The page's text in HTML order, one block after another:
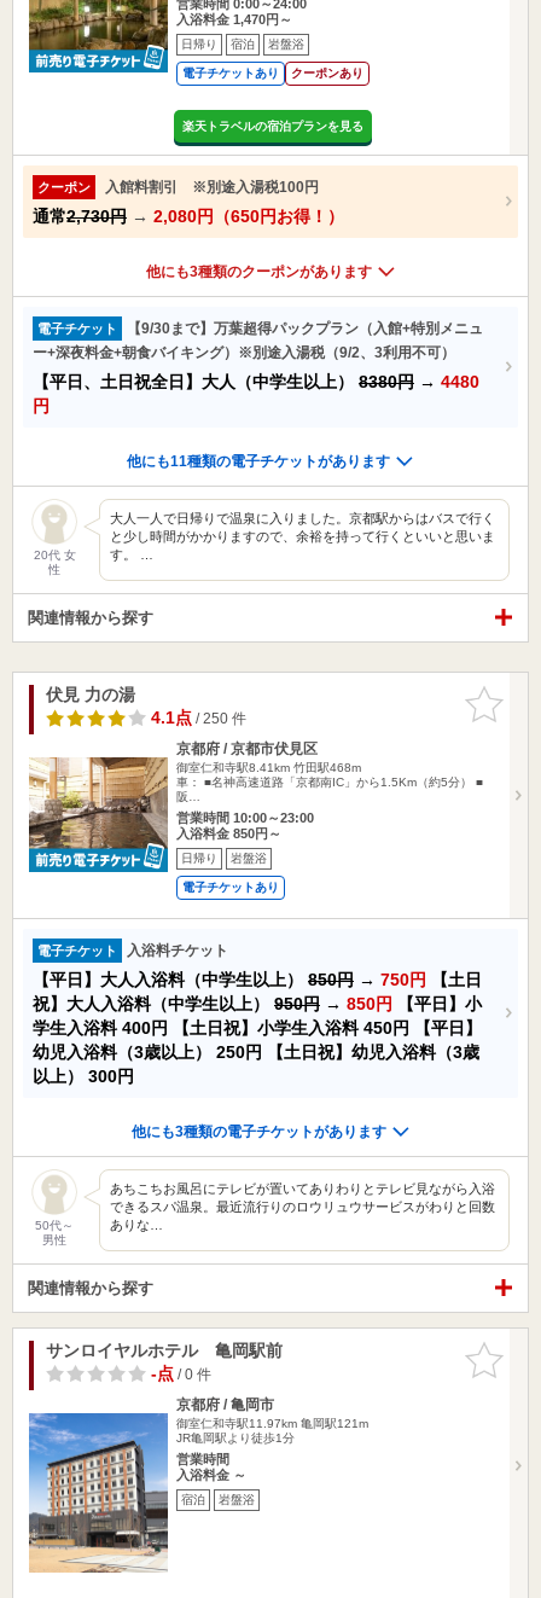
営業時間 0:00～24:00
入浴料金 1,470円～
日帰り 宿泊 岩盤浴
電子チケットあり クーポンあり
楽天トラベルの宿泊プランを見る
クーポン 入館料割引 ※別途入湯税100円
通常2,730円 → 2,080円（650円お得！）
他にも3種類のクーポンがあります
電子チケット
【9/30まで】万葉超得パックプラン（入館+特別メニュ
ー+深夜料金+朝食バイキング）※別途入湯税（9/2、3利用不可）
【平日、土日祝全日】大人（中学生以上） 8380円 → 4480
円
他にも11種類の電子チケットがあります
20代 女
性
大人一人で日帰りで温泉に入りました。京都駅からはバスで行く
と少し時間がかかりますので、余裕を持って行くといいと思いま
す。 …
関連情報から探す
お気に入
りに追加
伏見 力の湯
4.1点/ 250 件
京都府 / 京都市伏見区
御室仁和寺駅8.41km 竹田駅468m
車： ■名神高速道路「京都南IC」から1.5Km（約5分） ■
阪…
営業時間 10:00～23:00
入浴料金 850円～
日帰り 岩盤浴
電子チケットあり
電子チケット 入浴料チケット
【平日】大人入浴料（中学生以上） 850円 → 750円
【土日
祝】大人入浴料（中学生以上） 950円 → 850円
【平日】小
学生入浴料400円 【土日祝】小学生入浴料450円
【平日】
幼児入浴料（3歳以上） 250円
【土日祝】幼児入浴料（3歳
以上） 300円
他にも3種類の電子チケットがあります
50代～
男性
あちこちお風呂にテレビが置いてありわりとテレビ見ながら入浴
できるスパ温泉。最近流行りのロウリュウサービスがわりと回数
ありな…
関連情報から探す
お気に入
りに追加
サンロイヤルホテル 亀岡駅前
-点/ 0 件
京都府 / 亀岡市
御室仁和寺駅11.97km 亀岡駅121m
JR亀岡駅より徒歩1分
営業時間
入浴料金 ～
宿泊 岩盤浴